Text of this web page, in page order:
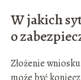
W jakich
o
Złożenie